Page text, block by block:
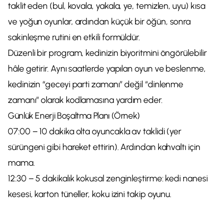
taklit eden (bul, kovala, yakala, ye, temizlen, uyu) kısa
ve yoğun oyunlar, ardından küçük bir öğün, sonra
sakinleşme rutini en etkili formüldür.
Düzenli bir program, kedinizin biyoritmini öngörülebilir
hâle getirir. Aynı saatlerde yapılan oyun ve beslenme,
kedinizin “geceyi parti zamanı” değil “dinlenme
zamanı” olarak kodlamasına yardım eder.
Günlük Enerji Boşaltma Planı (Örnek)
07:00 – 10 dakika olta oyuncakla av taklidi (yer
sürüngeni gibi hareket ettirin). Ardından kahvaltı için
mama.
12:30 – 5 dakikalık kokusal zenginleştirme: kedi nanesi
kesesi, karton tüneller, koku izini takip oyunu.